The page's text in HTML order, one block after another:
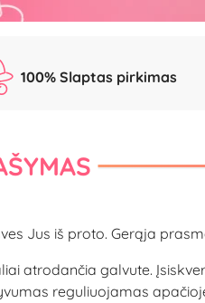
100% Slaptas pirkimas
Jus iš proto. Gerąja
atrodančia galvute.
reguliuojamas